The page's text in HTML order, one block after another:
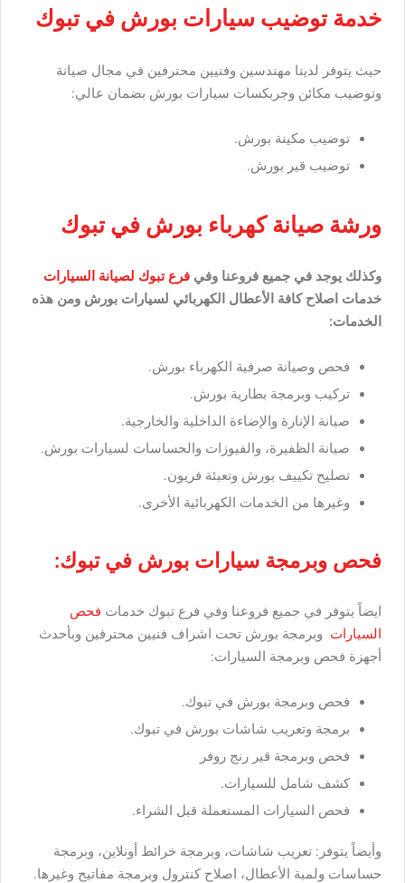
خدمة توضيب سيارات بورش في تبوك
حيث يتوفر لدينا مهندسين وفنيين محترفين في مجال صيانة
وتوضيب مكائن وجربكسات سيارات بورش بضمان عالي:
توضيب مكينة بورش.
توضيب قير بورش.
ورشة صيانة كهرباء بورش في تبوك
وكذلك يوجد في جميع فروعنا وفي فرع تبوك لصيانة السيارات
خدمات اصلاح كافة الأعطال الكهربائي لسيارات بورش ومن هذه
الخدمات:
فحص وصيانة صرفية الكهرباء بورش.
تركيب وبرمجة بطارية بورش.
صيانة الإنارة والإضاءة الداخلية والخارجية.
صيانة الظفيرة، والفيوزات والحساسات لسيارات بورش.
تصليح تكييف بورش وتعبئة فريون.
وغيرها من الخدمات الكهربائية الأخرى.
فحص وبرمجة سيارات بورش في تبوك:
ايضاً يتوفر في جميع فروعنا وفي فرع تبوك خدمات فحص
السيارات وبرمجة بورش تحت اشراف فنيين محترفين وبأحدث
أجهزة فحص وبرمجة السيارات:
فحص وبرمجة بورش في تبوك.
برمجة وتعريب شاشات بورش في تبوك.
فحص وبرمجة قير رنج روفر
كشف شامل للسيارات.
فحص السيارات المستعملة قبل الشراء.
وأيضاً يتوفر: تعريب شاشات، وبرمجة خرائط أونلاين، وبرمجة
حساسات ولمبة الأعطال، اصلاح كنترول وبرمجة مفاتيح وغيرها.